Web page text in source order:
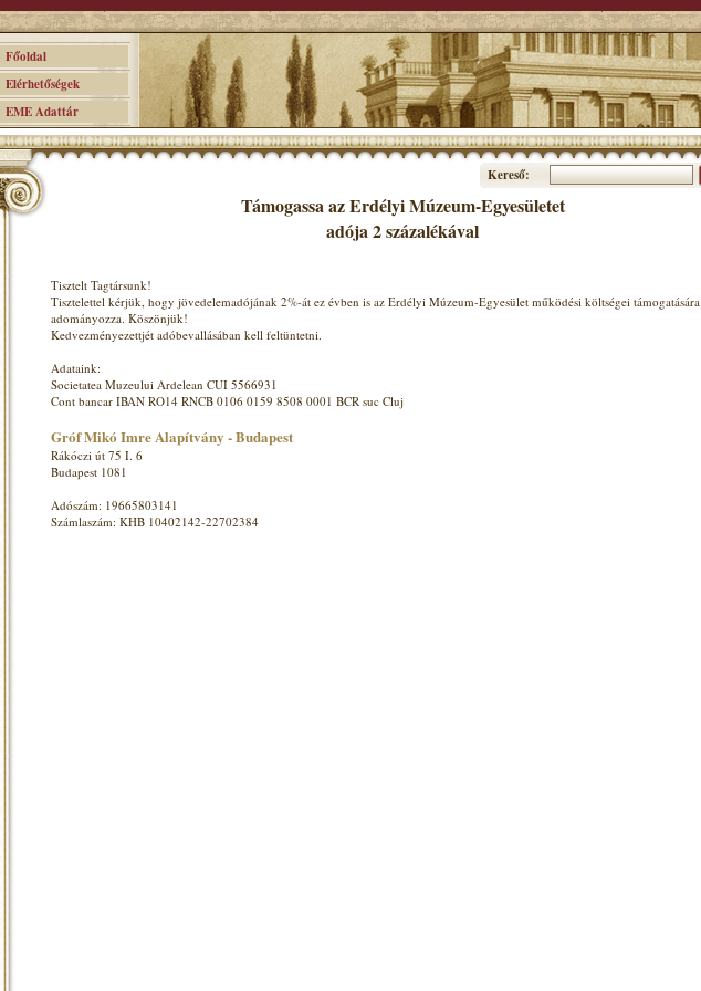
Főoldal
Elérhetőségek
EME Adattár
Kereső:
Támogassa az Erdélyi Múzeum-Egyesületet
adója 2 százalékával
Tisztelt Tagtársunk!
Tisztelettel kérjük, hogy jövedelemadójának 2%-át ez évben is az Erdélyi Múzeum-Egyesület működési költségei támogatására
adományozza. Köszönjük!
Kedvezményezettjét adóbevallásában kell feltüntetni.
Adataink:
Societatea Muzeului Ardelean CUI 5566931
Cont bancar IBAN RO14 RNCB 0106 0159 8508 0001 BCR suc Cluj
Gróf Mikó Imre Alapítvány - Budapest
Rákóczi út 75 I. 6
Budapest 1081
Adószám: 19665803141
Számlaszám: KHB 10402142-22702384